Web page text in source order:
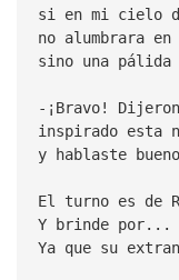
si en mi cielo
no alumbrara en
sino una
-¡Bravo!
inspirado esta
y hablaste
El turno es de
Y brinde por...
Ya que su